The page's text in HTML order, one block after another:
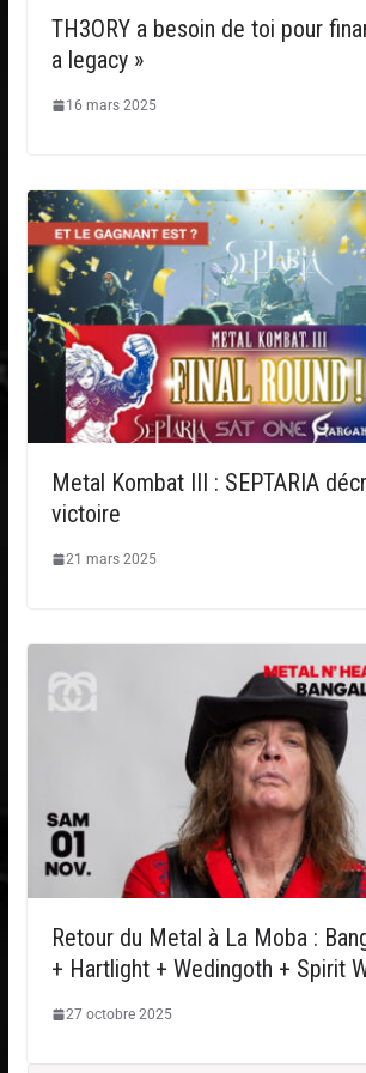
TH3ORY a besoin de toi pour
a legacy »
16 mars 2025
Metal Kombat III : SEPTARIA
victoire
21 mars 2025
Retour du Metal à La Moba :
+ Hartlight + Wedingoth + Spirit
27 octobre 2025